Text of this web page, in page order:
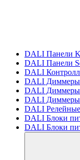
DALI Панели
DALI Панели
DALI
DALI
DALI
DALI
DALI
DALI Блоки
DALI Блоки